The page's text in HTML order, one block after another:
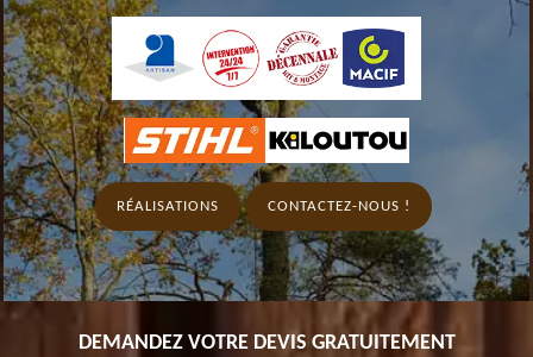
RÉALISATIONS CONTACTEZ-NOUS !
DEMANDEZ VOTRE DEVIS GRATUITEMENT